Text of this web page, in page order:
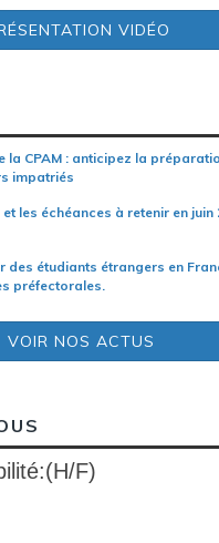
VIDÉO
la CPAM : anticipez la
impatriés
les échéances à retenir en juin
des étudiants étrangers en
préfectorales.
VOIR NOS ACTUS
F)